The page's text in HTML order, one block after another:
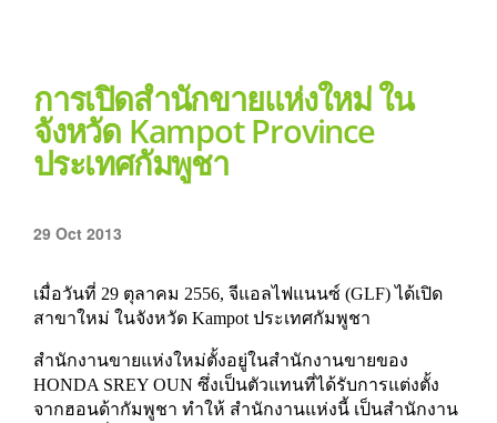
การเปิดสำนักขายแห่งใหม่ ใน
จังหวัด Kampot Province
ประเทศกัมพูชา
29 Oct 2013
เมื่อวันที่ 29 ตุลาคม 2556, จีแอลไฟแนนซ์ (GLF) ได้เปิด
สาขาใหม่ ในจังหวัด Kampot ประเทศกัมพูชา
สำนักงานขายแห่งใหม่ตั้งอยู่ในสำนักงานขายของ
HONDA SREY OUN ซึ่งเป็นตัวแทนที่ได้รับการแต่งตั้ง
จากฮอนด้ากัมพูชา ทำให้ สำนักงานแห่งนี้ เป็นสำนักงาน